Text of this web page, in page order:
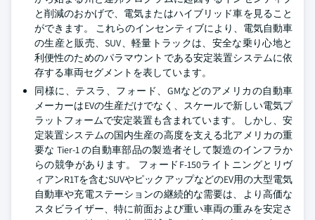
と削減のおかげで、電気またはハイブリッド車を見ること
ができます。 これらのインセンティブにより、電気自動車
の生産と販売、SUV、軽量トラックは、安全な乗り心地と
利便性のためのパラマウントである安定装置システムに依
存する車両セグメントを表しています。
同様に、テスラ、フォード、GMなどのアメリカの自動車
メーカーはEVの生産だけでなく、スケールで新しい電気プ
ラットフォームで安定装置も含まれています。 しかし、安
定装置システムの国内生産の高度を支える北アメリカの重
要な Tier-1 の自動車部品の製造者そして製造のインフラか
らの競争があります。 フォードF-150ライトニングとリヴ
ィアンR1Tを含むSUVやピックアップなどのEV用の大型電気
自動車や充電ステーションの継続的な需要は、より高価な
スタビライザー、特に前面および重い車両の重みを安定さ